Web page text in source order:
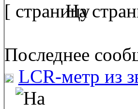
[ На
Последнее
LCR-метр из